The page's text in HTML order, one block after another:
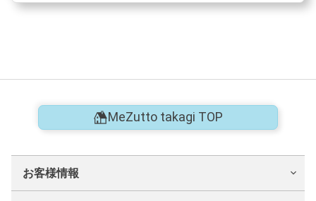
MeZutto takagi TOP
お客様情報